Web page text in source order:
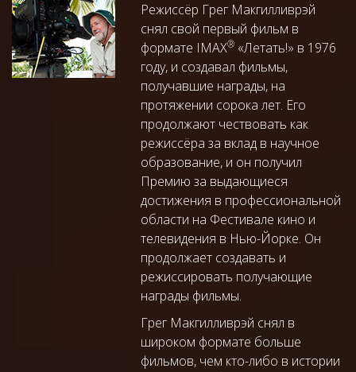
Режиссёр Грег Макгилливрэй
снял свой первый фильм в
формате IMAX® «Летать!» в 1976
году, и создавал фильмы,
получавшие награды, на
протяжении сорока лет. Его
продолжают чествовать как
режиссёра за вклад в научное
образование, и он получил
Премию за выдающиеся
достижения в профессиональной
области на Фестивале кино и
телевидения в Нью-Йорке. Он
продолжает создавать и
режиссировать получающие
награды фильмы.
Грег Макгилливрэй снял в
широком формате больше
фильмов, чем кто-либо в истории